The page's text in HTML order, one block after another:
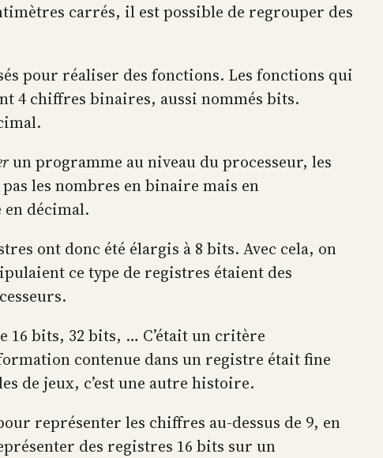
carrés, il est possible de regrouper des
pour réaliser des fonctions. Les fonctions qui
4 chiffres binaires, aussi nommés bits.
un programme au niveau du processeur, les
pas les nombres en binaire mais en
en décimal.
ont donc été élargis à 8 bits. Avec cela, on
ce type de registres étaient des
16 bits, 32 bits, … C’était un critère
contenue dans un registre était fine
de jeux, c’est une autre histoire.
représenter les chiffres au-dessus de 9, en
des registres 16 bits sur un